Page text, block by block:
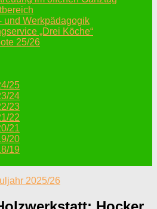
und Werkpädagogik
„Drei Köche“
25/26
25
24
23
22
21
20
19
2025/26